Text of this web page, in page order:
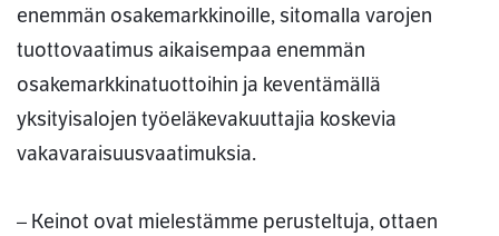
enemmän osakemarkkinoille, sitomalla varojen
tuottovaatimus aikaisempaa enemmän
osakemarkkinatuottoihin ja keventämällä
yksityisalojen työeläkevakuuttajia koskevia
vakavaraisuusvaatimuksia.
– Keinot ovat mielestämme perusteltuja, ottaen